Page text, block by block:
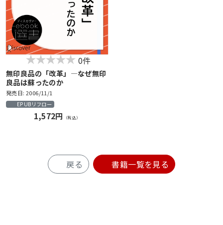
0件
無印良品の「改革」―なぜ無印
良品は蘇ったのか
発売日: 2006/11/1
EPUBリフロー
1,572円 （税込）
戻る 書籍一覧を見る